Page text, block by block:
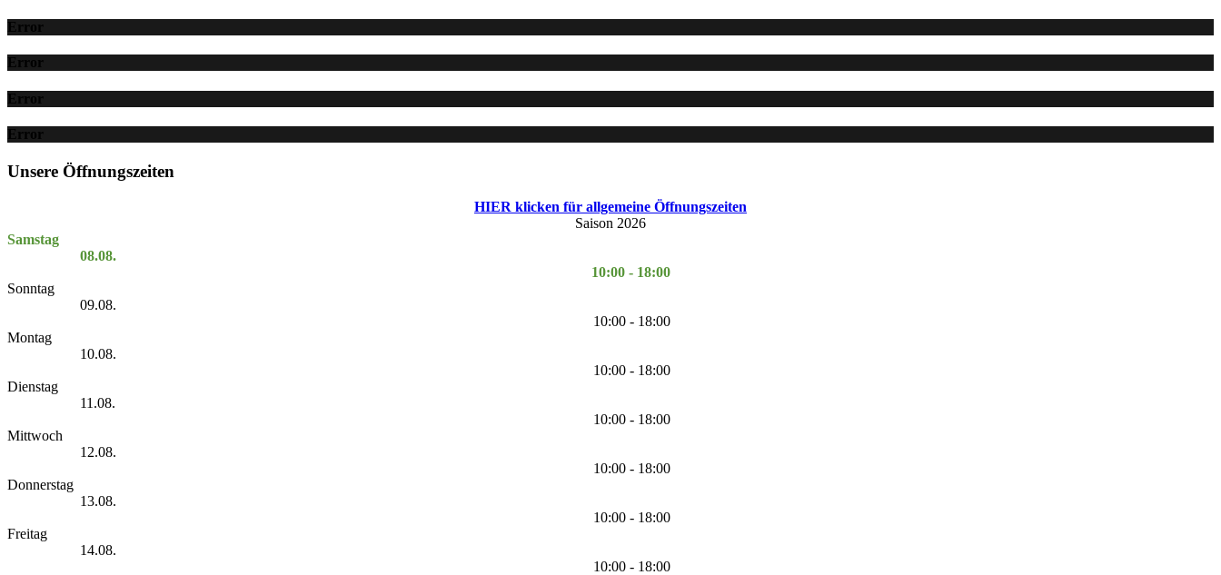
Error
Error
Error
Error
Unsere Öffnungszeiten
HIER klicken für allgemeine Öffnungszeiten
Saison 2026
Samstag
08.08.
10:00 - 18:00
Sonntag
09.08.
10:00 - 18:00
Montag
10.08.
10:00 - 18:00
Dienstag
11.08.
10:00 - 18:00
Mittwoch
12.08.
10:00 - 18:00
Donnerstag
13.08.
10:00 - 18:00
Freitag
14.08.
10:00 - 18:00